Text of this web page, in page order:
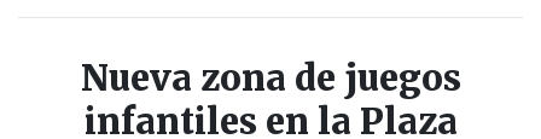
Nueva zona de juegos
infantiles en la Plaza